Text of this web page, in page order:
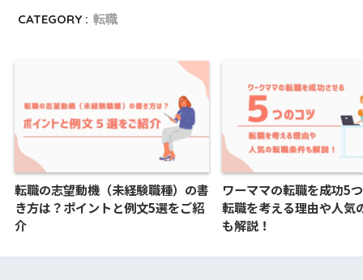
CATEGORY : 転職
転職の志望動機（未経験職種）の書
き方は？ポイントと例文5選をご紹
介
ワーママの転職を成功5
転職を考える理由や人気
も解説！